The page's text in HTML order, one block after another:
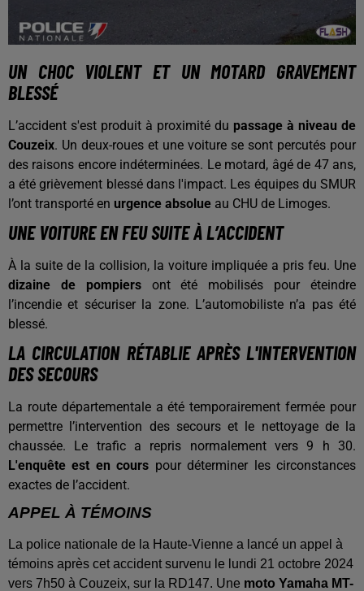
UN CHOC VIOLENT ET UN MOTARD GRAVEMENT
BLESSÉ
L’accident s'est produit à proximité du passage à niveau de
Couzeix. Un deux-roues et une voiture se sont percutés pour
des raisons encore indéterminées. Le motard, âgé de 47 ans,
a été grièvement blessé dans l'impact. Les équipes du SMUR
l’ont transporté en urgence absolue au CHU de Limoges.
UNE VOITURE EN FEU SUITE À L’ACCIDENT
À la suite de la collision, la voiture impliquée a pris feu. Une
dizaine de pompiersont été mobilisés pour éteindre
l’incendie et sécuriser la zone. L’automobiliste n’a pas été
blessé.
LA CIRCULATION RÉTABLIE APRÈS L'INTERVENTION
DES SECOURS
La route départementale a été temporairement fermée pour
permettre l’intervention des secours et le nettoyage de la
chaussée. Le trafic a repris normalement vers 9 h 30.
L'enquête est en cours pour déterminer les circonstances
exactes de l’accident.
APPEL À TÉMOINS
La police nationale de la Haute-Vienne a lancé un appel à
témoins après cet accident survenu le lundi 21 octobre 2024
vers 7h50 à Couzeix, sur la RD147. Une moto Yamaha MT-